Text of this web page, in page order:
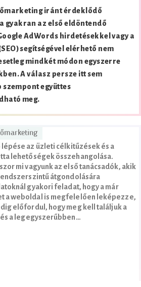
iránt érdeklődő
gyakran az első eldöntendő
AdWords hirdetésekkel vagy a
segítségével elérhető nem
mindkét módon egyszerre
A válasz persze itt sem
szempont együttes
meg.
az üzleti célkitűzések és a
lehetőségek összehangolása.
mi vagyunk az első tanácsadók, akik
átgondolására
gyakori feladat, hogy a már
a weboldal is megfelelően leképezze,
előfordul, hogy meg kell találjuk a
a legegyszerűbben…